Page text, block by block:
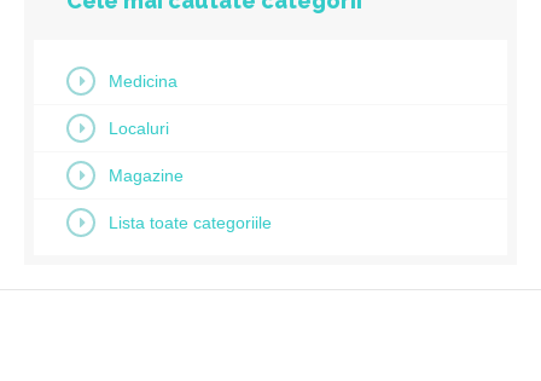
Medicina
Localuri
Magazine
Lista toate categoriile